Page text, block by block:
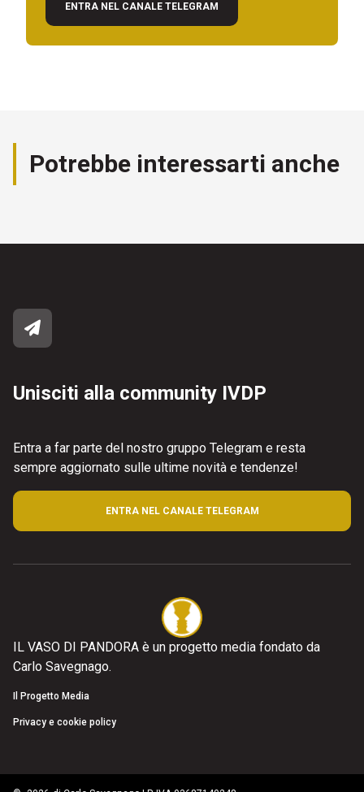
ENTRA NEL CANALE TELEGRAM
Potrebbe interessarti anche
Unisciti alla community IVDP
Entra a far parte del nostro gruppo Telegram e resta
sempre aggiornato sulle ultime novità e tendenze!
ENTRA NEL CANALE TELEGRAM
IL VASO DI PANDORA è un progetto media fondato da
Carlo Savegnago.
Il Progetto Media
Privacy e cookie policy